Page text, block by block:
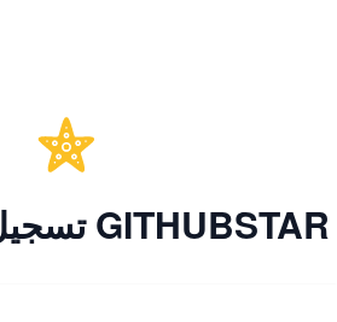
تسجيل الدخول إلى GITHUBSTAR